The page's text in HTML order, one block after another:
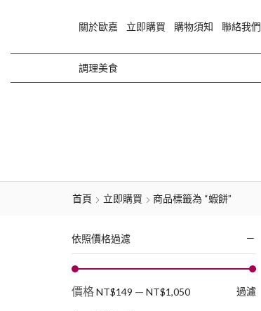
關於歐嘉 立即購買 購物須知 聯絡我們
調理美食
首頁 立即購買 商品標籤為 “蝦餅”
依照價格過濾
過濾
價格NT$149 — NT$1,050